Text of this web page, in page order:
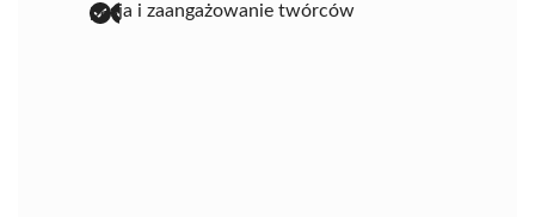
pasja i zaangażowanie twórców